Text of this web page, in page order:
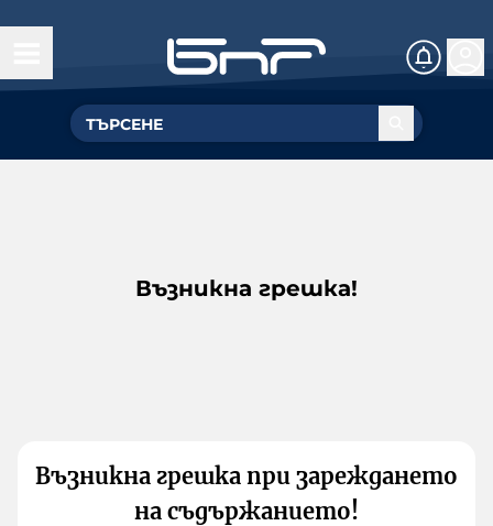
Възникна грешка!
Възникна грешка при зареждането
на съдържанието!